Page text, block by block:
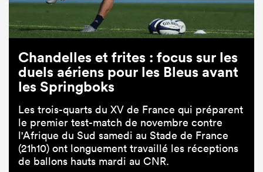
Chandelles et frites : focus sur les
duels aériens pour les Bleus avant
les Springboks
Les trois-quarts du XV de France qui préparent
le premier test-match de novembre contre
l'Afrique du Sud samedi au Stade de France
(21h10) ont longuement travaillé les réceptions
de ballons hauts mardi au CNR.